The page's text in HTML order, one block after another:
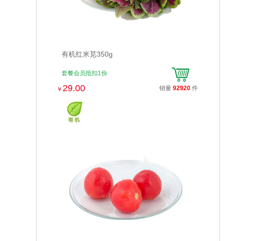
有机红米苋350g
套餐会员抵扣1份
￥ 29.00 销量 92920 件